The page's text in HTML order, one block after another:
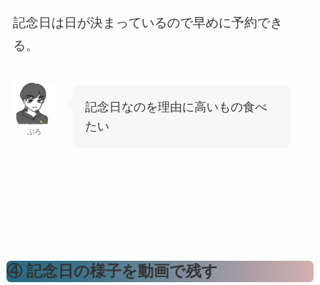
記念日は日が決まっているので早めに予約でき
る。
ぶろ
記念日なのを理由に高いもの食べ
たい
④ 記念日の様子を動画で残す